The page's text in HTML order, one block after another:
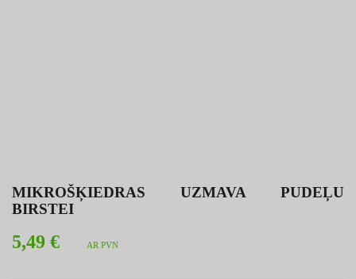
MIKROŠĶIEDRAS UZMAVA PUDEĻU
BIRSTEI
5,49 € AR PVN